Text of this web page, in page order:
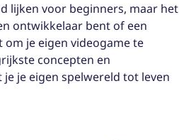
lijken voor beginners, maar het
ontwikkelaar bent of een
om je eigen videogame te
concepten en
je je eigen spelwereld tot leven